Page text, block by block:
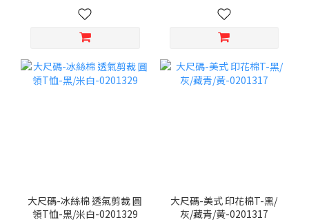
大尺碼-冰絲棉 透氣剪裁 圓
領T恤-黑/米白-0201329
大尺碼-美式 印花棉T-黑/
灰/藏青/黃-0201317